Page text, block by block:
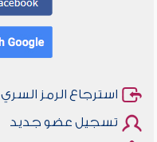
استرجاع الرمز السري
تسجيل عضو جديد